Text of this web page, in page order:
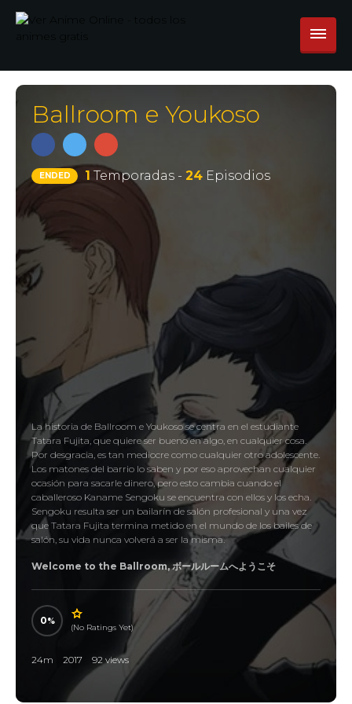
Ballroom e Youkoso
ENDED 1 Temporadas - 24Episodios
La historia de Ballroom e Youkoso se centra en el estudiante
Tatara Fujita, que quiere ser bueno en algo, en cualquier cosa.
Por desgracia, es tan mediocre como cualquier otro adolescente.
Los matones del barrio lo saben y por eso aprovechan cualquier
ocasión para sacarle dinero, pero esto cambia cuando el
caballeroso Kaname Sengoku se encuentra con ellos y los echa.
Sengoku resulta ser un bailarín de salón profesional y una vez
que Tatara Fujita termina metido en el mundo de los bailes de
salón, su vida nunca volverá a ser la misma.
Welcome to the Ballroom, ボールルームへようこそ
0
(No Ratings Yet)
24m 2017 92 views